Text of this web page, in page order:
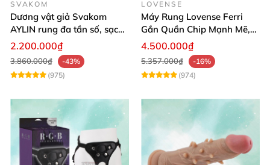
SVAKOM
Dương vật giả Svakom
AYLIN rung đa tần số, sạc
pin chống nước
2.200.000₫
3.860.000₫
-43%
(975)
LOVENSE
Máy Rung Lovense Ferri
Gắn Quần Chip Mạnh Mẽ,
Điều Khiển Qua App
4.500.000₫
5.357.000₫
-16%
(974)